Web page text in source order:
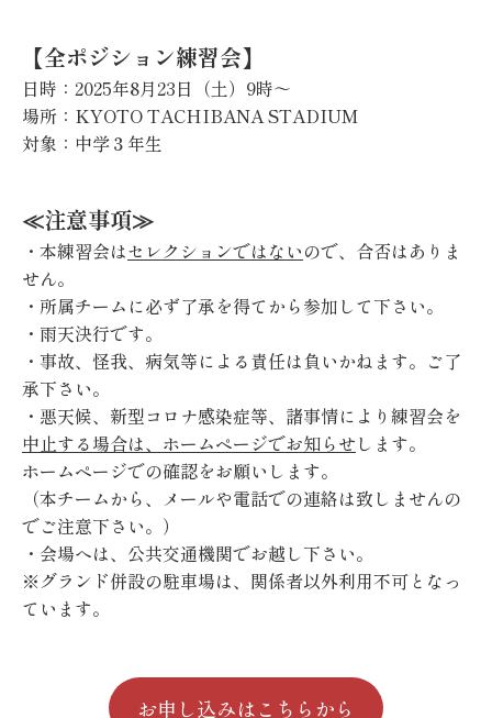
【全ポジション練習会】
日時：2025年8月23日（土）9時～
場所：KYOTO TACHIBANA STADIUM
対象：中学３年生
≪注意事項≫
・本練習会はセレクションではないので、合否はありま
せん。
・所属チームに必ず了承を得てから参加して下さい。
・雨天決行です。
・事故、怪我、病気等による責任は負いかねます。ご了
承下さい。
・悪天候、新型コロナ感染症等、諸事情により練習会を
中止する場合は、ホームページでお知らせします。
ホームページでの確認をお願いします。
（本チームから、メールや電話での連絡は致しませんの
でご注意下さい。）
・会場へは、公共交通機関でお越し下さい。
※グランド併設の駐車場は、関係者以外利用不可となっ
ています。
お申し込みはこちらから